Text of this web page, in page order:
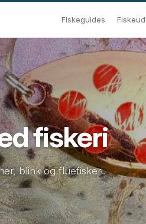
Fiskeguides
fiskeri
blink og fluefiskeri.